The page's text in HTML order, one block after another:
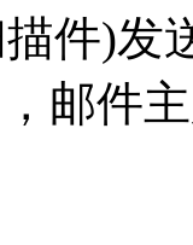
件)发
，邮件